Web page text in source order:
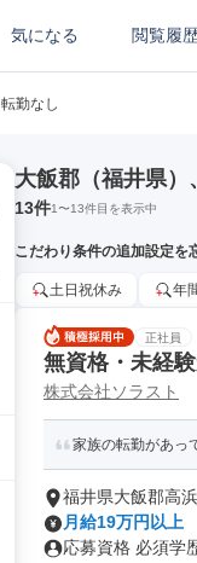
気になる 閲覧履
転勤なし
大飯郡（福井県）
13件1〜13件目を表示中
こだわり条件の追加設定を
土日祝休み 年
正社員
無資格・未経
株式会社ソラスト
家族の転勤があっ
福井県大飯郡高
月給19万円以上
応募資格 必須学